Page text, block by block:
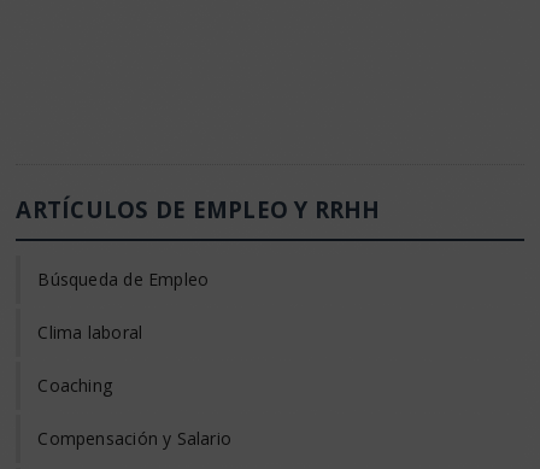
ARTÍCULOS DE EMPLEO Y RRHH
Búsqueda de Empleo
Clima laboral
Coaching
Compensación y Salario